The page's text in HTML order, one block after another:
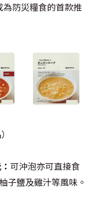
防災糧食的首款推
可沖泡亦可直接食
子鹽及雞汁等風味。